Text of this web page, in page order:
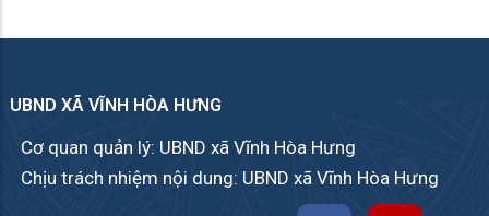
UBND XÃ VĨNH HÒA HƯNG
Cơ quan quản lý: UBND xã Vĩnh Hòa Hưng
Chịu trách nhiệm nội dung: UBND xã Vĩnh Hòa Hưng